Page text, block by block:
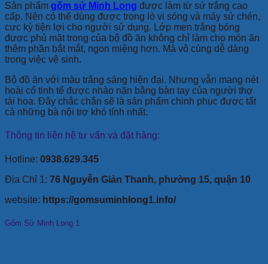
Sản phẩm gốm sứ Minh Long được làm từ sứ trắng cao
cấp. Nên có thể dùng được trong lò vi sóng và máy sử chén,
cực kỳ tiện lợi cho người sử dụng. Lớp men trắng bóng
được phủ mặt trong của bộ đồ ăn không chỉ làm cho món ăn
thêm phần bắt mắt, ngon miệng hơn. Mà vô cùng dễ dàng
trong việc vệ sinh.
Bộ đồ ăn với màu trắng sáng hiện đại. Nhưng vẫn mang nét
hoài cổ tinh tế được nhào nặn bằng bàn tay của người thợ
tài hoa. Đây chắc chắn sẽ là sản phẩm chinh phục được tất
cả những bà nội trợ khó tính nhất.
Thông tin liên hệ tư vấn và đặt hàng:
Hotline: 0938.629.345
Địa Chỉ 1: 76 Nguyễn Giản Thanh, phường 15, quận 10
website: https://gomsuminhlong1.info/
Gốm Sứ Minh Long 1